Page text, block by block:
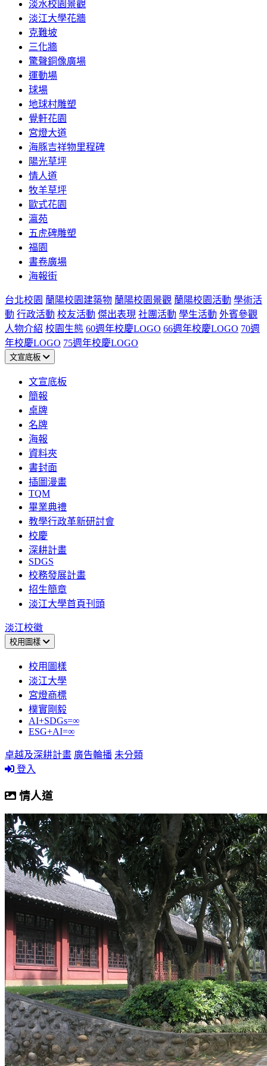
淡水校園景觀
淡江大學花牆
克難坡
三化牆
驚聲銅像廣場
運動場
球場
地球村雕塑
覺軒花園
宮燈大道
海豚吉祥物里程碑
陽光草坪
情人道
牧羊草坪
歐式花園
瀛苑
五虎碑雕塑
福園
書卷廣場
海報街
台北校園 蘭陽校園建築物 蘭陽校園景觀 蘭陽校園活動 學術活
動 行政活動 校友活動 傑出表現 社團活動 學生活動 外賓參觀
人物介紹 校園生態 60週年校慶LOGO 66週年校慶LOGO 70週
年校慶LOGO 75週年校慶LOGO
文宣底板
文宣底板
簡報
桌牌
名牌
海報
資料夾
書封面
插圖漫畫
TQM
畢業典禮
教學行政革新研討會
校慶
深耕計畫
SDGS
校務發展計畫
招生簡章
淡江大學首頁刊頭
淡江校徽
校用圖樣
校用圖樣
淡江大學
宮燈商標
樸實剛毅
AI+SDGs=∞
ESG+AI=∞
卓越及深耕計畫 廣告輪播 未分類
登入
情人道